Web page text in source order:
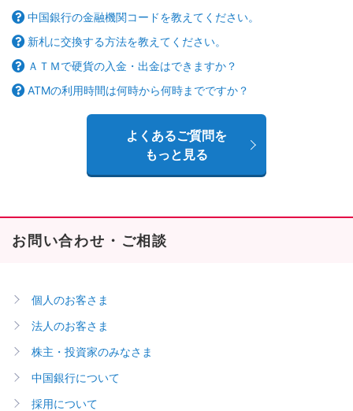
中国銀行の金融機関コードを教えてください。
新札に交換する方法を教えてください。
ＡＴＭで硬貨の入金・出金はできますか？
ATMの利用時間は何時から何時までですか？
よくあるご質問を
もっと見る
お問い合わせ・ご相談
個人のお客さま
法人のお客さま
株主・投資家のみなさま
中国銀行について
採用について